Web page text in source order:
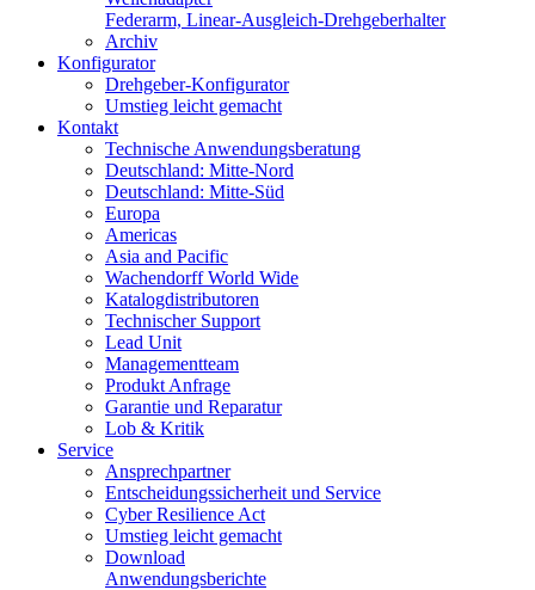
Federarm, Linear-Ausgleich-Drehgeberhalter
Archiv
Konfigurator
Drehgeber-Konfigurator
Umstieg leicht gemacht
Kontakt
Technische Anwendungsberatung
Deutschland: Mitte-Nord
Deutschland: Mitte-Süd
Europa
Americas
Asia and Pacific
Wachendorff World Wide
Katalogdistributoren
Technischer Support
Lead Unit
Managementteam
Produkt Anfrage
Garantie und Reparatur
Lob & Kritik
Service
Ansprechpartner
Entscheidungssicherheit und Service
Cyber Resilience Act
Umstieg leicht gemacht
Download
Anwendungsberichte